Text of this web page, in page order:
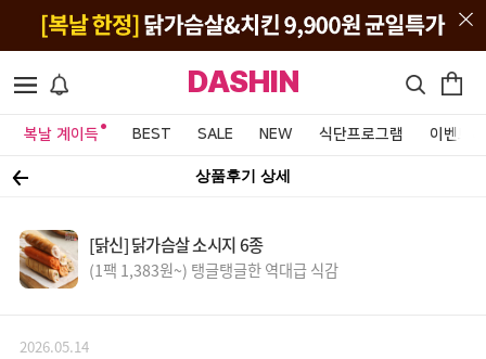
DASHIN
복날 계이득 BEST SALE NEW 식단프로그램 이벤트&
상품후기 상세
[닭신] 닭가슴살 소시지 6종
(1팩 1,383원~) 탱글탱글한 역대급 식감
2026.05.14